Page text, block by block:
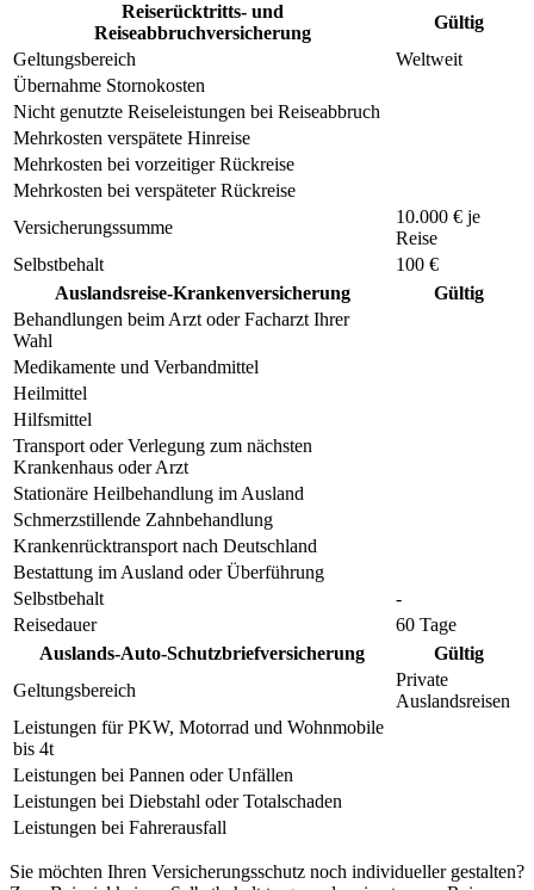
Reiserücktritts- und
Reiseabbruchversicherung
Gültig
Geltungsbereich
Weltweit
Übernahme Stornokosten
Nicht genutzte Reiseleistungen bei Reiseabbruch
Mehrkosten verspätete Hinreise
Mehrkosten bei vorzeitiger Rückreise
Mehrkosten bei verspäteter Rückreise
Versicherungssumme
10.000 € je
Reise
Selbstbehalt
100 €
Auslandsreise-Krankenversicherung
Gültig
Behandlungen beim Arzt oder Facharzt Ihrer
Wahl
Medikamente und Verbandmittel
Heilmittel
Hilfsmittel
Transport oder Verlegung zum nächsten
Krankenhaus oder Arzt
Stationäre Heilbehandlung im Ausland
Schmerzstillende Zahnbehandlung
Krankenrücktransport nach Deutschland
Bestattung im Ausland oder Überführung
Selbstbehalt
-
Reisedauer
60 Tage
Auslands-Auto-Schutzbriefversicherung
Gültig
Geltungsbereich
Private
Auslandsreisen
Leistungen für PKW, Motorrad und Wohnmobile
bis 4t
Leistungen bei Pannen oder Unfällen
Leistungen bei Diebstahl oder Totalschaden
Leistungen bei Fahrerausfall
Sie möchten Ihren Versicherungsschutz noch individueller gestalten?